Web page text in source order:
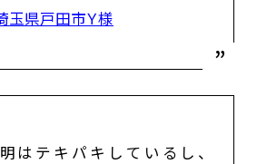
玉県戸田市Ｙ様
はテキパキしているし、